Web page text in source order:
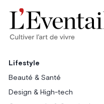
Lifestyle
Beauté & Santé
Design & High-tech